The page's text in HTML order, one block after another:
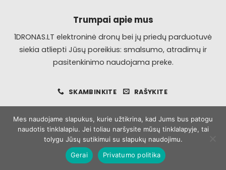
Trumpai apie mus
1DRONAS.LT elektroninė dronų bei jų priedų parduotuvė
siekia atliepti Jūsų poreikius: smalsumo, atradimų ir
pasitenkinimo naudojama preke.
SKAMBINKITE RAŠYKITE
Visa MasterCard
Bank
Transfer
Copyright 2026 ©1dronas.lt
Mes naudojame slapukus, kurie užtikrina, kad Jums bus patogu
naudotis tinklalapiu. Jei toliau naršysite mūsų tinklalapyje, tai
tolygu Jūsų sutikimui su slapukų naudojimu.
Gerai
Privatumo politika